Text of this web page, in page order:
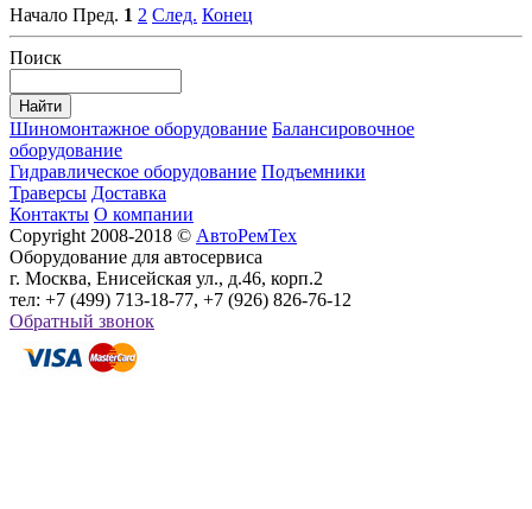
Начало Пред. 1 2 След. Конец
Поиск
Шиномонтажное оборудование Балансировочное
оборудование
Гидравлическое оборудование Подъемники
Траверсы Доставка
Контакты О компании
Copyright 2008-2018 © АвтоРемТех
Оборудование для автосервиса
г. Москва, Енисейская ул., д.46, корп.2
тел: +7 (499) 713-18-77, +7 (926) 826-76-12
Обратный звонок